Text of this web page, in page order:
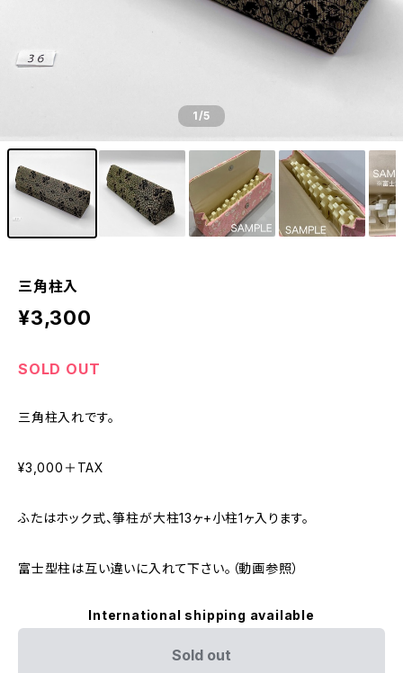
1/5
三角柱入
¥3,300
SOLD OUT
三角柱入れです。
¥3,000＋TAX
ふたはホック式、箏柱が大柱13ヶ+小柱1ヶ入ります。
富士型柱は互い違いに入れて下さい。（動画参照）
International shipping available
Sold out